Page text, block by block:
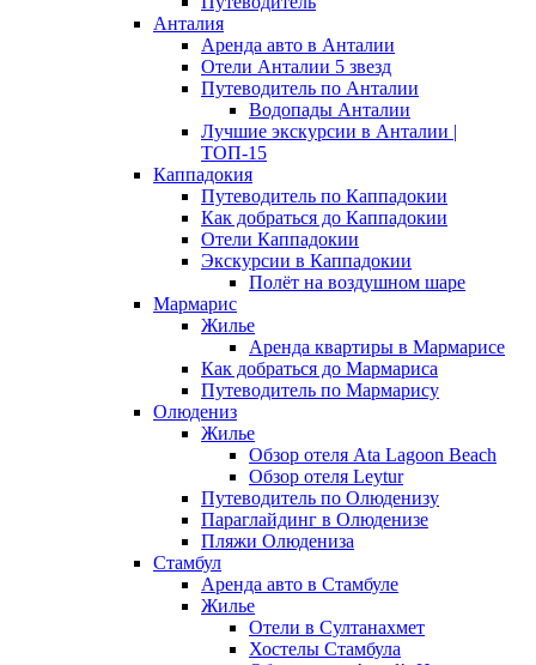
Анталия
Аренда авто в Анталии
Отели Анталии 5 звезд
Путеводитель по Анталии
Водопады Анталии
Лучшие экскурсии в Анталии |
ТОП-15
Каппадокия
Путеводитель по Каппадокии
Как добраться до Каппадокии
Отели Каппадокии
Экскурсии в Каппадокии
Полёт на воздушном шаре
Мармарис
Жилье
Аренда квартиры в Мармарисе
Как добраться до Мармариса
Путеводитель по Мармарису
Олюдениз
Жилье
Обзор отеля Ata Lagoon Beach
Обзор отеля Leytur
Путеводитель по Олюденизу
Параглайдинг в Олюденизе
Пляжи Олюдениза
Стамбул
Аренда авто в Стамбуле
Жилье
Отели в Султанахмет
Хостелы Стамбула